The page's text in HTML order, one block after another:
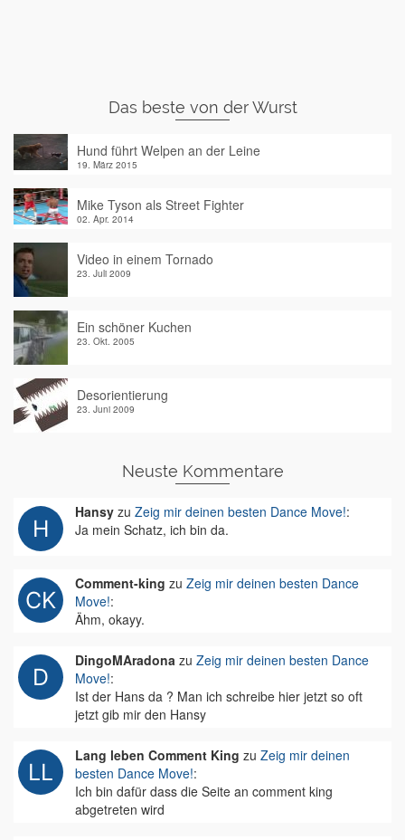
Das beste von der Wurst
Hund führt Welpen an der Leine
19. März 2015
Mike Tyson als Street Fighter
02. Apr. 2014
Video in einem Tornado
23. Juli 2009
Ein schöner Kuchen
23. Okt. 2005
Desorientierung
23. Juni 2009
Neuste Kommentare
Hansy zu Zeig mir deinen besten Dance Move!:
Ja mein Schatz, ich bin da.
Comment-king zu Zeig mir deinen besten Dance
Move!:
Ähm, okayy.
DingoMAradona zu Zeig mir deinen besten Dance
Move!:
Ist der Hans da ? Man ich schreibe hier jetzt so oft
jetzt gib mir den Hansy
Lang leben Comment King zu Zeig mir deinen
besten Dance Move!:
Ich bin dafür dass die Seite an comment king
abgetreten wird